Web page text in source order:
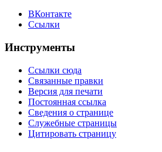
ВКонтакте
Ссылки
Инструменты
Ссылки сюда
Связанные правки
Версия для печати
Постоянная ссылка
Сведения о странице
Служебные страницы
Цитировать страницу